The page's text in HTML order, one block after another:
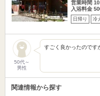
営業時間
入浴料金
日帰り 冷
50代～
男性
すごく良かったのです
関連情報から探す